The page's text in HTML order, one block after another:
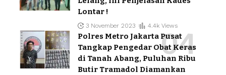
Lontar !
3 November 2023 4.4k Views
Polres Metro Jakarta Pusat
Tangkap Pengedar Obat Keras
di Tanah Abang, Puluhan Ribu
Butir Tramadol Diamankan